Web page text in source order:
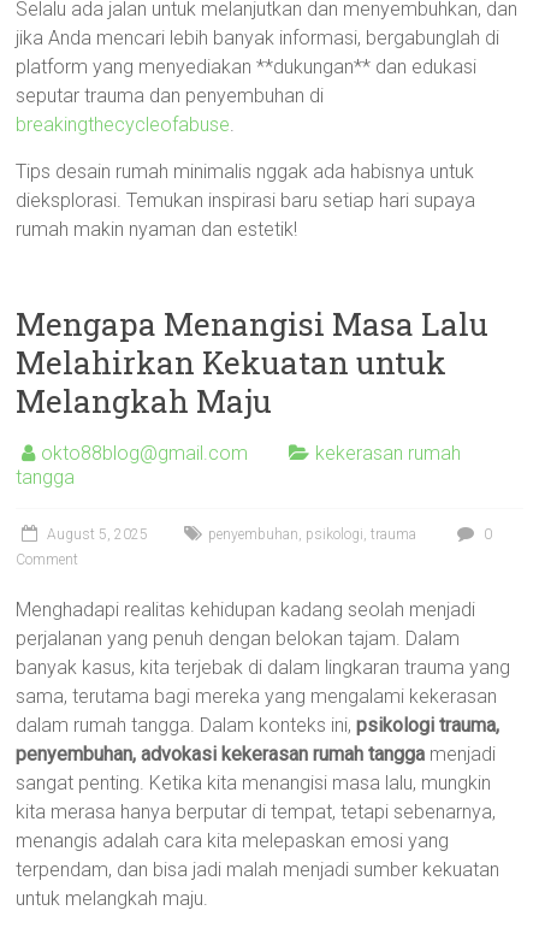
Selalu ada jalan untuk melanjutkan dan menyembuhkan, dan
jika Anda mencari lebih banyak informasi, bergabunglah di
platform yang menyediakan **dukungan** dan edukasi
seputar trauma dan penyembuhan di
breakingthecycleofabuse.
Tips desain rumah minimalis nggak ada habisnya untuk
dieksplorasi. Temukan inspirasi baru setiap hari supaya
rumah makin nyaman dan estetik!
Mengapa Menangisi Masa Lalu
Melahirkan Kekuatan untuk
Melangkah Maju
okto88blog@gmail.com
kekerasan rumah
tangga
August 5, 2025 penyembuhan, psikologi,trauma
0
Comment
Menghadapi realitas kehidupan kadang seolah menjadi
perjalanan yang penuh dengan belokan tajam. Dalam
banyak kasus, kita terjebak di dalam lingkaran trauma yang
sama, terutama bagi mereka yang mengalami kekerasan
dalam rumah tangga. Dalam konteks ini,psikologi trauma,
penyembuhan, advokasi kekerasan rumah tangga menjadi
sangat penting. Ketika kita menangisi masa lalu, mungkin
kita merasa hanya berputar di tempat, tetapi sebenarnya,
menangis adalah cara kita melepaskan emosi yang
terpendam, dan bisa jadi malah menjadi sumber kekuatan
untuk melangkah maju.